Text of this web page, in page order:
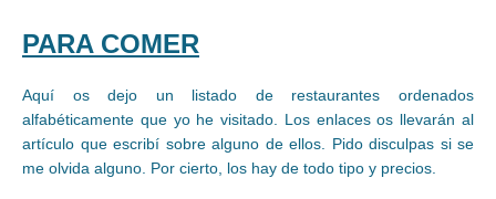
PARA COMER
Aquí os dejo un listado de restaurantes ordenados
alfabéticamente que yo he visitado. Los enlaces os llevarán al
artículo que escribí sobre alguno de ellos. Pido disculpas si se
me olvida alguno. Por cierto, los hay de todo tipo y precios.